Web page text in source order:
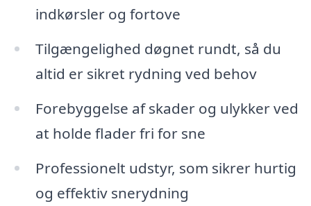
indkørsler og fortove
Tilgængelighed døgnet rundt, så du
altid er sikret rydning ved behov
Forebyggelse af skader og ulykker ved
at holde flader fri for sne
Professionelt udstyr, som sikrer hurtig
og effektiv snerydning